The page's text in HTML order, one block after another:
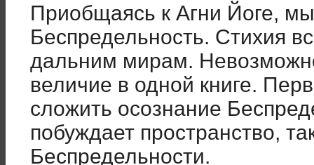
Приобщаясь к Агни Йоге,
Беспредельность. Стихия
дальним мирам.
величие в одной книге.
сложить осознание
побуждает пространство,
Беспредельности.